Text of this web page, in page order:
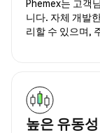
Phemex는 고객
니다. 자체 개발
리할 수 있으며,
높은 유동성